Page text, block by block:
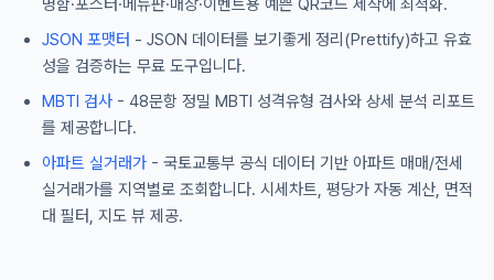
명함·포스터·메뉴판·매장·이벤트용 예쁜 QR코드 제작에 최적화.
JSON 포맷터 - JSON 데이터를 보기좋게 정리(Prettify)하고 유효
성을 검증하는 무료 도구입니다.
MBTI 검사 - 48문항 정밀 MBTI 성격유형 검사와 상세 분석 리포트
를 제공합니다.
아파트 실거래가 - 국토교통부 공식 데이터 기반 아파트 매매/전세
실거래가를 지역별로 조회합니다. 시세차트, 평당가 자동 계산, 면적
대 필터, 지도 뷰 제공.